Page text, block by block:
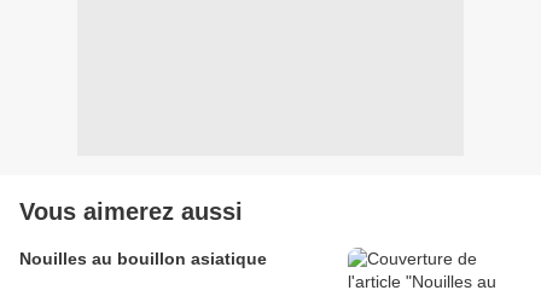
Vous aimerez aussi
Nouilles au bouillon asiatique